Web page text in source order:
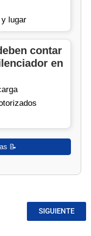
lugar
contar
en
SIGUIENTE